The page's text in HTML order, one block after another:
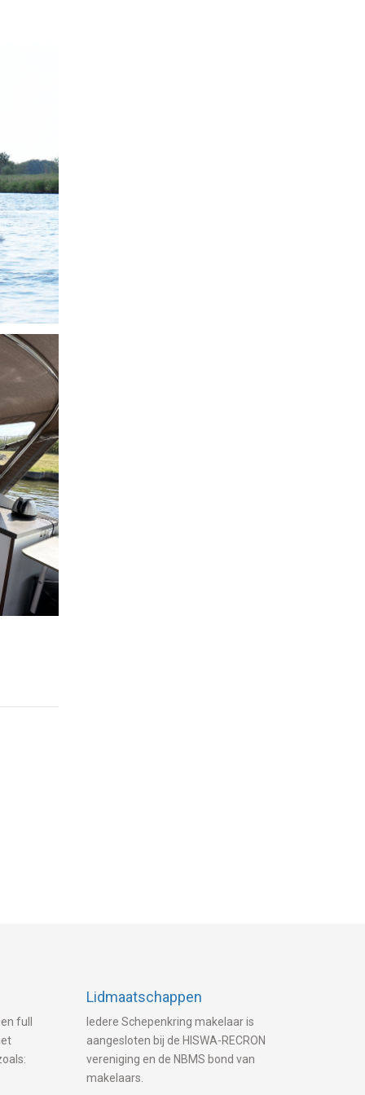
full
Lidmaatschappen
Iedere Schepenkring makelaar is
aangesloten bij de HISWA-RECRON
vereniging en de NBMS bond van
makelaars.